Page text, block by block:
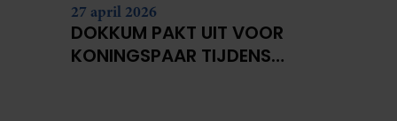
27 april 2026
DOKKUM PAKT UIT VOOR
KONINGSPAAR TIJDENS